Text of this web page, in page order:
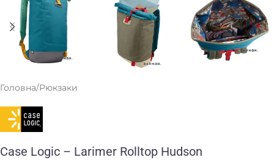
Головна/Рюкзаки
Case Logic – Larimer Rolltop Hudson